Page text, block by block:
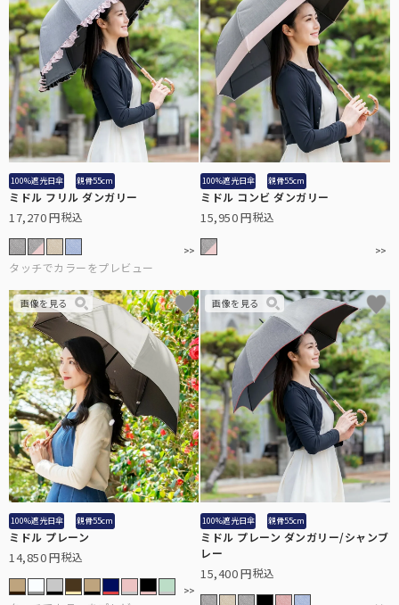
2段折りミドル
ロクロの上げ下げだけで楽に開閉できる大きめタイプ。
2段折りラージ
男性にもお使いいただける、折りたたみ日傘の特大サイズ。
ラージサイズ
女性の一般的な雨傘のサイズに近く、広い範囲で雨や日光をブロック
します。
パゴダ
通気性に優れ、涼しげで夏らしいデザインの遮光帽子。
手から二の腕までをしっかりとカバー。半袖時に大活躍。
ロング（Lサイズ）
袖口と腕回りにゆとりを持たせ、腕回りにはゴムを使用。
ウェア
日光過敏症の方のお声から生まれた100%遮光ウェア。
ストール
サッと羽織るだけで日差しをブロック。日傘が差せないシーンに。
アウター
サッと上に羽織るだけでUVを98%以上カットします。
ネック/アームカバー
首回り、腕回りの紫外線を98%以上カット。
PC用グラス
オフィスでも自然にかけれる、透明度の高いクリアレンズ。
オーバーサングラス
普段お使いの眼鏡の上から、サッとかけるだけで紫外線をカット。
テラビューティー
テラヘルツ鉱石を配合したヘルスサポートシリーズ。
その他雑貨
100%遮光日傘 親骨55cm
ミドル フリル ダンガリー
17,270 税込
100%遮光日傘 親骨55cm
ミドル コンビ ダンガリー
15,950 税込
100%遮光日傘 親骨55cm
ミドル プレーン
14,850 税込
100%遮光日傘 親骨55cm
ミドル プレーン ダンガリー/シャンブ
レー
15,400 税込